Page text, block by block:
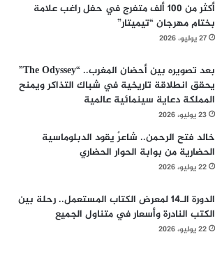
أكثر من 100 ألف متفرج في حفل راغب علامة
بختام مهرجان “تيميتار”
27 يوليو، 2026
بعد تصويره بين أحضان المغرب.. “The Odyssey”
يحقق انطلاقة تاريخية في شباك التذاكر ويمنح
المملكة دعاية سينمائية عالمية
23 يوليو، 2026
خالد فتح الرحمن.. شاعرٌ يقود الدبلوماسية
الحضارية من بوابة الحوار الحضاري
22 يوليو، 2026
الدورة الـ14 لمعرض الكتاب المستعمل.. رحلة بين
الكتب النادرة وأسعار في متناول الجميع
22 يوليو، 2026